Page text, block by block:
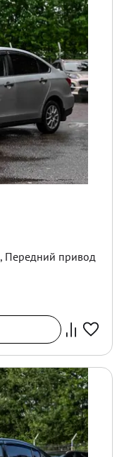
, Передний привод